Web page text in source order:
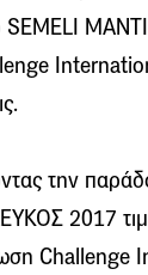
την
2017
Challenge